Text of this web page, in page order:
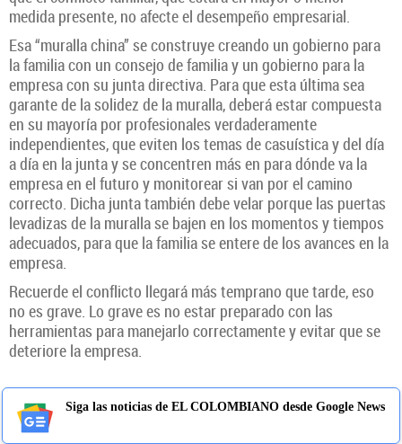
medida presente, no afecte el desempeño empresarial.
Esa “muralla china” se construye creando un gobierno para
la familia con un consejo de familia y un gobierno para la
empresa con su junta directiva. Para que esta última sea
garante de la solidez de la muralla, deberá estar compuesta
en su mayoría por profesionales verdaderamente
independientes, que eviten los temas de casuística y del día
a día en la junta y se concentren más en para dónde va la
empresa en el futuro y monitorear si van por el camino
correcto. Dicha junta también debe velar porque las puertas
levadizas de la muralla se bajen en los momentos y tiempos
adecuados, para que la familia se entere de los avances en la
empresa.
Recuerde el conflicto llegará más temprano que tarde, eso
no es grave. Lo grave es no estar preparado con las
herramientas para manejarlo correctamente y evitar que se
deteriore la empresa.
Siga las noticias de EL COLOMBIANO desde Google News